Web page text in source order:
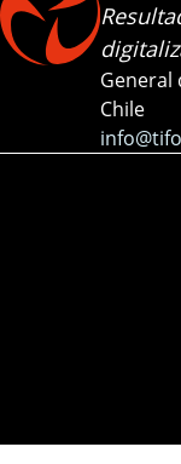
General
Chile